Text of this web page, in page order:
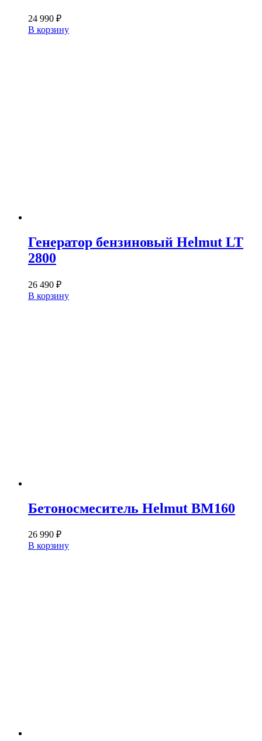
24 990 ₽
В корзину
Генератор бензиновый Helmut LT
2800
26 490 ₽
В корзину
Бетоносмеситель Helmut BM160
26 990 ₽
В корзину